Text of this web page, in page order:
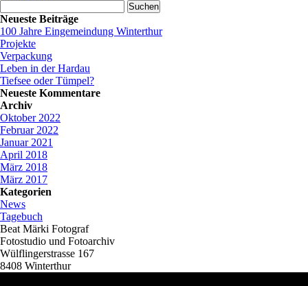
nach:
Neueste Beiträge
100 Jahre Eingemeindung Winterthur
Projekte
Verpackung
Leben in der Hardau
Tiefsee oder Tümpel?
Neueste Kommentare
Archiv
Oktober 2022
Februar 2022
Januar 2021
April 2018
März 2018
März 2017
Kategorien
News
Tagebuch
Beat Märki Fotograf
Fotostudio und Fotoarchiv
Wülflingerstrasse 167
8408 Winterthur